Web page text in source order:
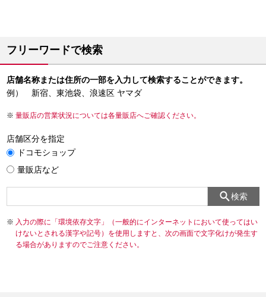
フリーワードで検索
店舗名称または住所の一部を入力して検索することができます。
例） 新宿、東池袋、浪速区 ヤマダ
量販店の営業状況については各量販店へご確認ください。
店舗区分を指定
ドコモショップ
量販店など
検索
入力の際に「環境依存文字」（一般的にインターネットにおいて使ってはい
けないとされる漢字や記号）を使用しますと、次の画面で文字化けが発生す
る場合がありますのでご注意ください。